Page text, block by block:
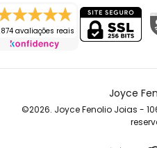
avaliações reais
Joyce
©2026. Joyce Fenolio Joias -